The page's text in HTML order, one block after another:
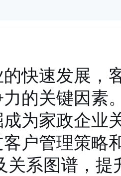
快速发展，
的关键因素
为家政企业
户管理策略
关系图谱，提